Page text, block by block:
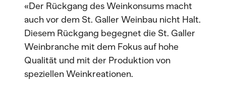
«Der Rückgang des Weinkonsums macht
auch vor dem St. Galler Weinbau nicht Halt.
Diesem Rückgang begegnet die St. Galler
Weinbranche mit dem Fokus auf hohe
Qualität und mit der Produktion von
speziellen Weinkreationen.